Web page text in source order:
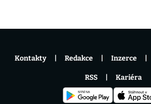
Kontakty Redakce Inzerce
RSS Kariéra